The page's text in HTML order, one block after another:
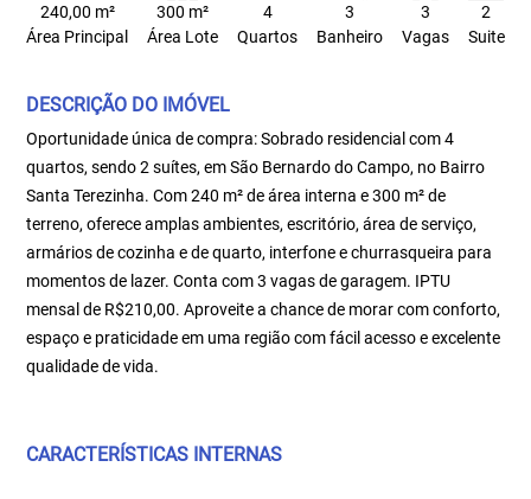
240,00 m²
Área Principal
300 m²
Área Lote
4
Quartos
3
Banheiro
3
Vagas
2
Suite
DESCRIÇÃO DO IMÓVEL
Oportunidade única de compra: Sobrado residencial com 4
quartos, sendo 2 suítes, em São Bernardo do Campo, no Bairro
Santa Terezinha. Com 240 m² de área interna e 300 m² de
terreno, oferece amplas ambientes, escritório, área de serviço,
armários de cozinha e de quarto, interfone e churrasqueira para
momentos de lazer. Conta com 3 vagas de garagem. IPTU
mensal de R$210,00. Aproveite a chance de morar com conforto,
espaço e praticidade em uma região com fácil acesso e excelente
qualidade de vida.
CARACTERÍSTICAS INTERNAS